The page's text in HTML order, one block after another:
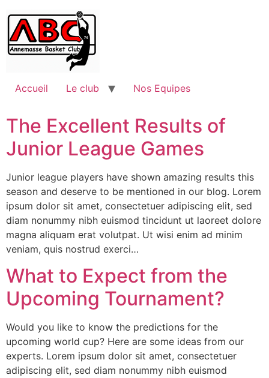
Accueil Le club Nos Equipes
The Excellent Results of
Junior League Games
Junior league players have shown amazing results this
season and deserve to be mentioned in our blog. Lorem
ipsum dolor sit amet, consectetuer adipiscing elit, sed
diam nonummy nibh euismod tincidunt ut laoreet dolore
magna aliquam erat volutpat. Ut wisi enim ad minim
veniam, quis nostrud exerci…
What to Expect from the
Upcoming Tournament?
Would you like to know the predictions for the
upcoming world cup? Here are some ideas from our
experts. Lorem ipsum dolor sit amet, consectetuer
adipiscing elit, sed diam nonummy nibh euismod